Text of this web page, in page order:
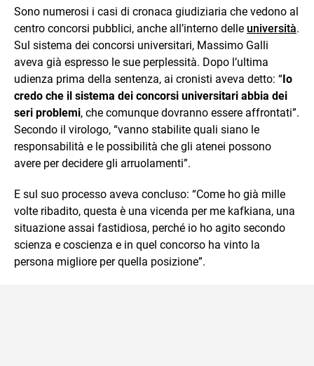
Sono numerosi i casi di cronaca giudiziaria che vedono al
centro concorsi pubblici, anche all’interno delle università.
Sul sistema dei concorsi universitari, Massimo Galli
aveva già espresso le sue perplessità. Dopo l’ultima
udienza prima della sentenza, ai cronisti aveva detto: “Io
credo che il sistema dei concorsi universitari abbia dei
seri problemi, che comunque dovranno essere affrontati”.
Secondo il virologo, “vanno stabilite quali siano le
responsabilità e le possibilità che gli atenei possono
avere per decidere gli arruolamenti”.
E sul suo processo aveva concluso: “Come ho già mille
volte ribadito, questa è una vicenda per me kafkiana, una
situazione assai fastidiosa, perché io ho agito secondo
scienza e coscienza e in quel concorso ha vinto la
persona migliore per quella posizione”.